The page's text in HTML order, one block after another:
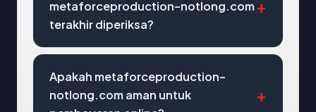
metaforceproduction-notlong.com
terakhir diperiksa?
Apakah metaforceproduction-
notlong.com aman untuk